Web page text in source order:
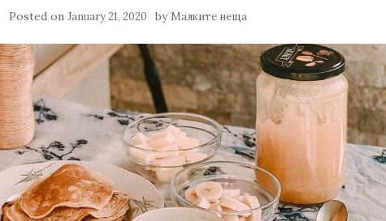
Posted on January 21, 2020 by Малките неща